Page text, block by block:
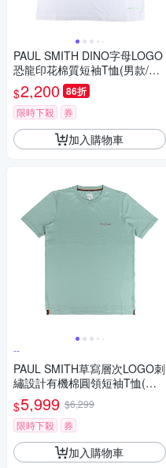
PAUL SMITH DINO字母LOGO
恐龍印花棉質短袖T恤(男款/白x
藍綠)
$2,200 86折
限時下殺 券
加入購物車
--
PAUL SMITH草寫層次LOGO刺
繡設計有機棉圓領短袖T恤(男
款/淺綠)
$5,999 $6,299
限時下殺
券
加入購物車